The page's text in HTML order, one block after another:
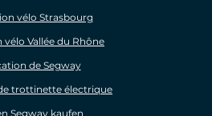
vélo Strasbourg
vélo Vallée du Rhône
de Segway
trottinette électrique
Segway kaufen